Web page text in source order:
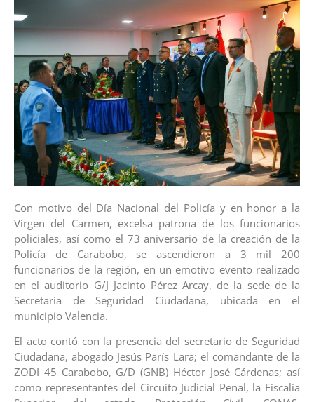
Con motivo del Día Nacional del Policía y en honor a la
Virgen del Carmen, excelsa patrona de los funcionarios
policiales, así como el 73 aniversario de la creación de la
Policía de Carabobo, se ascendieron a 3 mil 200
funcionarios de la región, en un emotivo evento realizado
en el auditorio G/J Jacinto Pérez Arcay, de la sede de la
Secretaría de Seguridad Ciudadana, ubicada en el
municipio Valencia.
El acto contó con la presencia del secretario de Seguridad
Ciudadana, abogado Jesús París Lara; el comandante de la
ZODI 45 Carabobo, G/D (GNB) Héctor José Cárdenas; así
como representantes del Circuito Judicial Penal, la Fiscalía